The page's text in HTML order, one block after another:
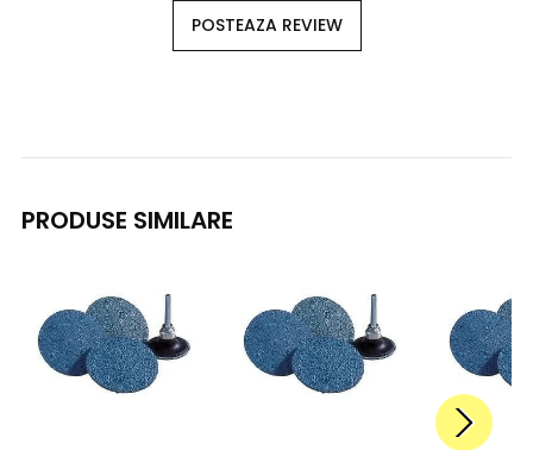
POSTEAZA REVIEW
PRODUSE SIMILARE